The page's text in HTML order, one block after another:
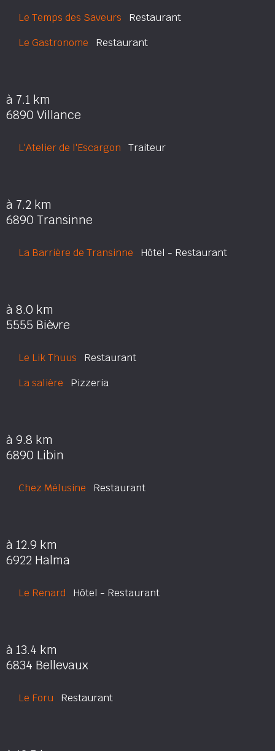
Le Temps des Saveurs Restaurant
Le Gastronome Restaurant
à 7.1 km
6890 Villance
L'Atelier de l'Escargon Traiteur
à 7.2 km
6890 Transinne
La Barrière de Transinne Hôtel - Restaurant
à 8.0 km
5555 Bièvre
Le Lik Thuus Restaurant
La salière Pizzeria
à 9.8 km
6890 Libin
Chez Mélusine Restaurant
à 12.9 km
6922 Halma
Le Renard Hôtel - Restaurant
à 13.4 km
6834 Bellevaux
Le Foru Restaurant